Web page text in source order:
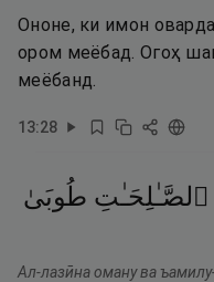
Ононе, ки имон
ором меёбад. Огоҳ
меёбанд.
13:28
ٱلصَّـٰلِحَـٰتِ طُوبَىٰ
Ал-лазӣна оману ва